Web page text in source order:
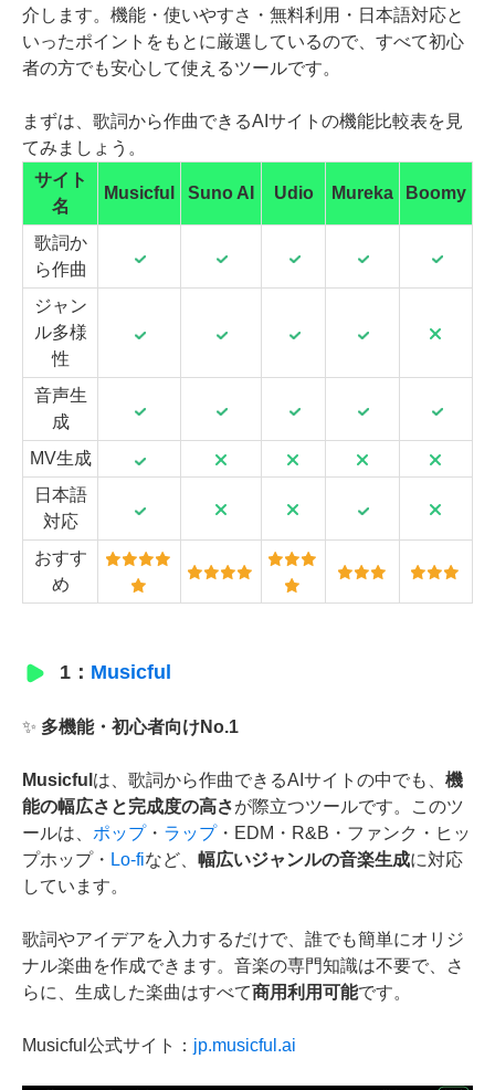
介します。機能・使いやすさ・無料利用・日本語対応と
いったポイントをもとに厳選しているので、すべて初心
者の方でも安心して使えるツールです。
まずは、歌詞から作曲できるAIサイトの機能比較表を見
てみましょう。
サイト
名
Musicful Suno AI Udio Mureka Boomy
歌詞か
ら作曲
ジャン
ル多様
性
音声生
成
MV生成
日本語
対応
おすす
め
1： Musicful
✨ 多機能・初心者向けNo.1
Musicful は、歌詞から作曲できるAIサイトの中でも、 機
能の幅広さと完成度の高さが際立つツールです。このツ
ールは、 ポップ ・ ラップ ・EDM・R&B・ファンク・ヒッ
プホップ・ Lo-fiなど、 幅広いジャンルの音楽生成に対応
しています。
歌詞やアイデアを入力するだけで、誰でも簡単にオリジ
ナル楽曲を作成できます。音楽の専門知識は不要で、さ
らに、生成した楽曲はすべて商用利用可能です。
Musicful公式サイト： jp.musicful.ai